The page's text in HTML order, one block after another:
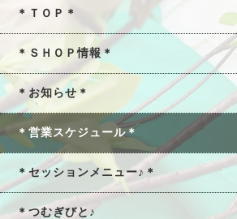
＊ＴＯＰ＊
＊ＳＨＯＰ情報＊
＊お知らせ＊
＊営業スケジュール＊
＊セッションメニュー♪＊
＊つむぎびと♪